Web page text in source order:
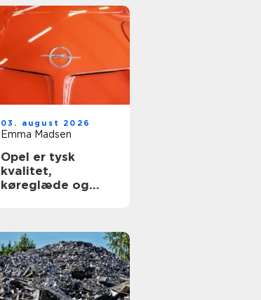
03. august 2026
Emma Madsen
Opel er tysk
kvalitet,
køreglæde og